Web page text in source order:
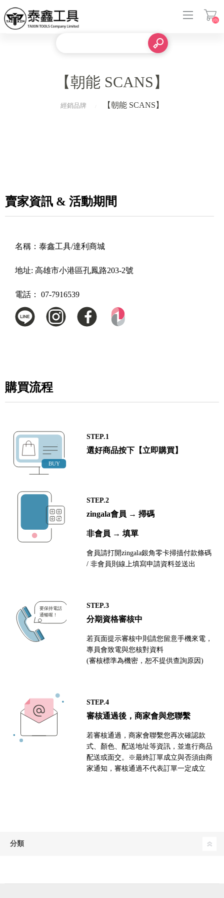
(0)
【朝能 SCANS】
經銷品牌 【朝能 SCANS】
賣家資訊 & 活動期間
名稱： 泰鑫工具/達利商城
地址: 高雄市小港區孔鳳路203-2號
電話： 07-7916539
購買流程
STEP.1
選好商品按下【立即購買】
STEP.2
zingala會員 → 掃碼
非會員 → 填單
會員請打開zingala銀角零卡掃描付款條碼
/ 非會員則線上填寫申請資料並送出
STEP.3
分期資格審核中
若頁面提示審核中則請您留意手機來電，
專員會致電與您核對資料
(審核標準為機密，恕不提供查詢原因)
STEP.4
審核通過後，商家會與您聯繫
若審核通過，商家會聯繫您再次確認款
式、顏色、配送地址等資訊，並進行商品
配送或面交。※最終訂單成立與否須由商
家通知，審核通過不代表訂單一定成立
分類